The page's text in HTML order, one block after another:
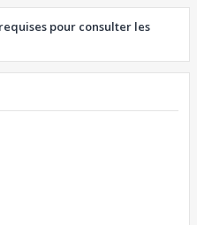
c
pour consulter les